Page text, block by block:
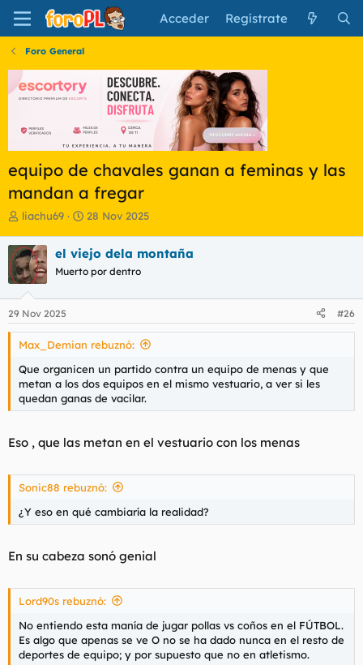
Acceder Regístrate
Foro General
equipo de chavales ganan a feminas y las
mandan a fregar
I
i
c
i
a
d
o
r
d
l
t
e
liachu69
F
h
a
e
n
i
i
o
28 Nov 2025
el viejo dela montaña
Muerto por dentro
29 Nov 2025 #26
Max_Demian rebuznó:
Que organicen un partido contra un equipo de menas y que
metan a los dos equipos en el mismo vestuario, a ver si les
quedan ganas de vacilar.
Eso , que las metan en el vestuario con los menas
Sonic88 rebuznó:
¿Y eso en qué cambiaría la realidad?
En su cabeza sonó genial
Lord90s rebuznó:
No entiendo esta manía de jugar pollas vs coños en el FÚTBOL.
Es algo que apenas se ve O no se ha dado nunca en el resto de
deportes de equipo; y por supuesto que no en atletismo.